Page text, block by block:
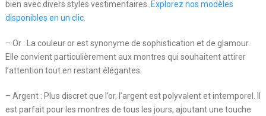
bien avec divers styles vestimentaires. Explorez nos modèles
disponibles en un clic.
– Or : La couleur or est synonyme de sophistication et de glamour.
Elle convient particulièrement aux montres qui souhaitent attirer
l’attention tout en restant élégantes.
– Argent : Plus discret que l’or, l’argent est polyvalent et intemporel. Il
est parfait pour les montres de tous les jours, ajoutant une touche